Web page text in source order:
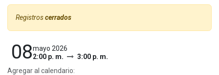
Registroscerrados
08mayo 2026
2:00 p. m.
3:00 p. m.
Agregar al calendario: